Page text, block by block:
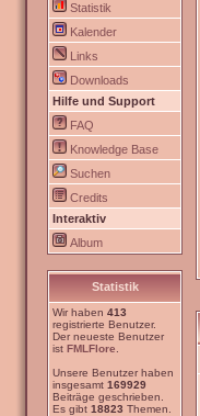
Statistik
Kalender
Links
Downloads
Hilfe und Support
FAQ
Knowledge Base
Suchen
Credits
Interaktiv
Album
Statistik
Wir haben 413
registrierte Benutzer.
Der neueste Benutzer
ist FMLFlore
Unsere Benutzer haben
insgesamt 169929
Beiträge geschrieben.
Es gibt 18823 Themen.